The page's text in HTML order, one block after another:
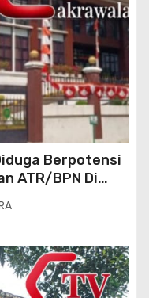
Berpotensi
ATR/BPN Di